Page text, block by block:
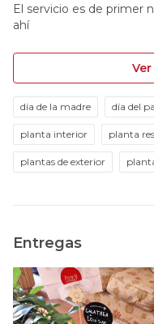
El servicio es de primer
ahí
día de la madre día del
planta interior planta
plantas de exterior
Entregas